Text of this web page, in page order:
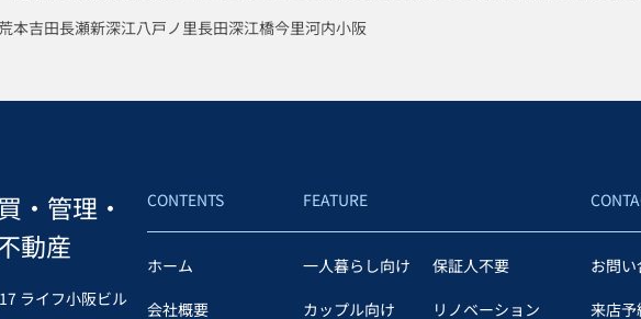
本吉田長瀬新深江八戸ノ里長田深江橋今里河内小阪
・管理・
動産
ライフ小阪ビル
CONTENTS
ホーム
会社概要
FEATURE
一人暮らし向け
保証人不要
カップル向け
リノベーション
お問
来店予